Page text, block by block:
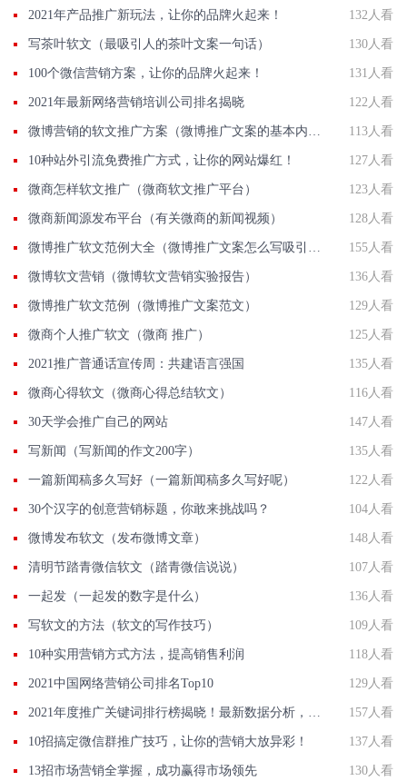
2021年产品推广新玩法，让你的品牌火起来！ 132人看
写茶叶软文（最吸引人的茶叶文案一句话） 130人看
100个微信营销方案，让你的品牌火起来！ 131人看
2021年最新网络营销培训公司排名揭晓 122人看
113人看
10种站外引流免费推广方式，让你的网站爆红！ 127人看
微商怎样软文推广（微商软文推广平台） 123人看
微商新闻源发布平台（有关微商的新闻视频） 128人看
155人看
微博软文营销（微博软文营销实验报告） 136人看
微博推广软文范例（微博推广文案范文） 129人看
微商个人推广软文（微商 推广） 125人看
2021推广普通话宣传周：共建语言强国 135人看
微商心得软文（微商心得总结软文） 116人看
30天学会推广自己的网站 147人看
写新闻（写新闻的作文200字） 135人看
一篇新闻稿多久写好（一篇新闻稿多久写好呢） 122人看
30个汉字的创意营销标题，你敢来挑战吗？ 104人看
微博发布软文（发布微博文章） 148人看
清明节踏青微信软文（踏青微信说说） 107人看
一起发（一起发的数字是什么） 136人看
写软文的方法（软文的写作技巧） 109人看
10种实用营销方式方法，提高销售利润 118人看
2021中国网络营销公司排名Top10 129人看
157人看
10招搞定微信群推广技巧，让你的营销大放异彩！ 137人看
13招市场营销全掌握，成功赢得市场领先 130人看